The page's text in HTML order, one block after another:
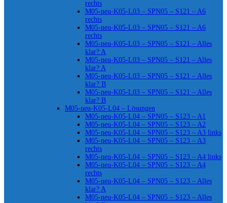
rechts
M05-neu-K05-L03 – SPN05 – S121 – A6
rechts
M05-neu-K05-L03 – SPN05 – S121 – A6
rechts
M05-neu-K05-L03 – SPN05 – S121 – Alles
klar? A
M05-neu-K05-L03 – SPN05 – S121 – Alles
klar? A
M05-neu-K05-L03 – SPN05 – S121 – Alles
klar? B
M05-neu-K05-L03 – SPN05 – S121 – Alles
klar? B
M05-neu-K05-L04 – Lösungen
M05-neu-K05-L04 – SPN05 – S123 – A1
M05-neu-K05-L04 – SPN05 – S123 – A2
M05-neu-K05-L04 – SPN05 – S123 – A3 links
M05-neu-K05-L04 – SPN05 – S123 – A3
rechts
M05-neu-K05-L04 – SPN05 – S123 – A4 links
M05-neu-K05-L04 – SPN05 – S123 – A4
rechts
M05-neu-K05-L04 – SPN05 – S123 – Alles
klar? A
M05-neu-K05-L04 – SPN05 – S123 – Alles